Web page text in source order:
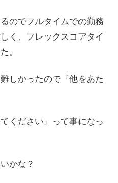
のでフルタイムでの勤務
く、フレックスコアタイ
。
しかったので『他をあた
ください』って事になっ
かな？